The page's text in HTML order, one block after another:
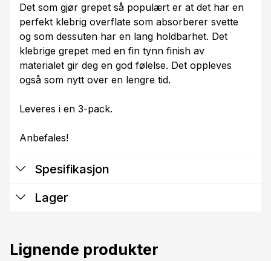
Det som gjør grepet så populært er at det har en
perfekt klebrig overflate som absorberer svette
og som dessuten har en lang holdbarhet. Det
klebrige grepet med en fin tynn finish av
materialet gir deg en god følelse. Det oppleves
også som nytt over en lengre tid.
Leveres i en 3-pack.
Anbefales!
Spesifikasjon
Lager
Lignende produkter